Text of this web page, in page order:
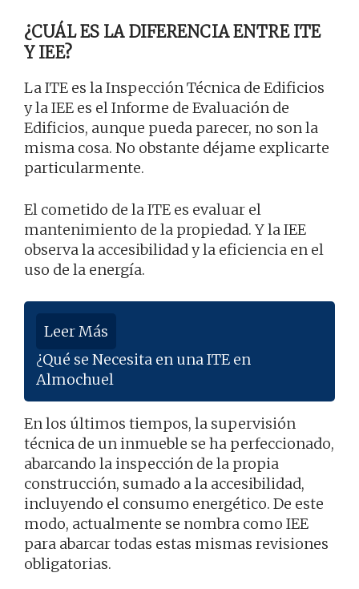
¿CUÁL ES LA DIFERENCIA ENTRE ITE
Y IEE?
La ITE es la Inspección Técnica de Edificios
y la IEE es el Informe de Evaluación de
Edificios, aunque pueda parecer, no son la
misma cosa. No obstante déjame explicarte
particularmente.
El cometido de la ITE es evaluar el
mantenimiento de la propiedad. Y la IEE
observa la accesibilidad y la eficiencia en el
uso de la energía.
Leer Más
¿Qué se Necesita en una ITE en
Almochuel
En los últimos tiempos, la supervisión
técnica de un inmueble se ha perfeccionado,
abarcando la inspección de la propia
construcción, sumado a la accesibilidad,
incluyendo el consumo energético. De este
modo, actualmente se nombra como IEE
para abarcar todas estas mismas revisiones
obligatorias.